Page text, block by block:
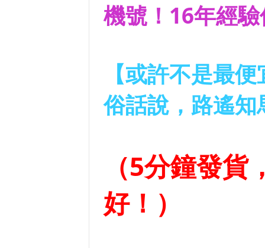
機號！16年經
【或許不是最
俗話說，路遙
（5分鐘發
好！）